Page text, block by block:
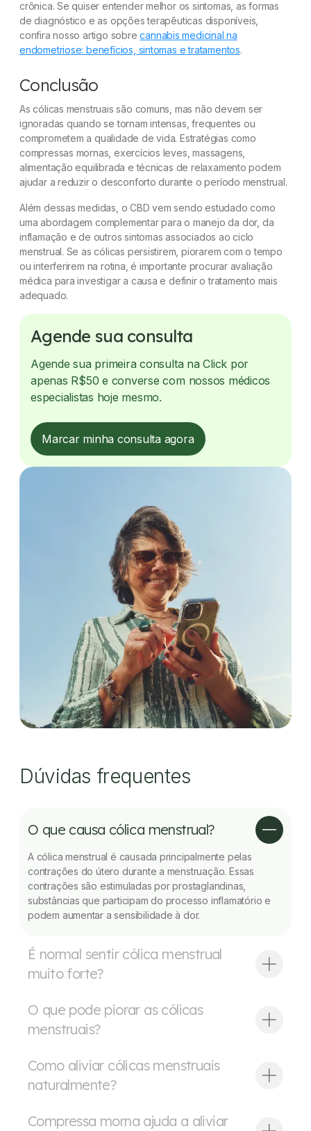
crônica. Se quiser entender melhor os sintomas, as formas
de diagnóstico e as opções terapêuticas disponíveis,
confira nosso artigo sobrecannabis medicinal na
endometriose: benefícios, sintomas e tratamentos.
Conclusão
As cólicas menstruais são comuns, mas não devem ser
ignoradas quando se tornam intensas, frequentes ou
comprometem a qualidade de vida. Estratégias como
compressas mornas, exercícios leves, massagens,
alimentação equilibrada e técnicas de relaxamento podem
ajudar a reduzir o desconforto durante o período menstrual.
Além dessas medidas, o CBD vem sendo estudado como
uma abordagem complementar para o manejo da dor, da
inflamação e de outros sintomas associados ao ciclo
menstrual. Se as cólicas persistirem, piorarem com o tempo
ou interferirem na rotina, é importante procurar avaliação
médica para investigar a causa e definir o tratamento mais
adequado.
Agende sua consulta
Agende sua primeira consulta na Click por
apenas R$50 e converse com nossos médicos
especialistas hoje mesmo.
Marcar minha consulta agora
Dúvidas frequentes
O que causa cólica menstrual?
A cólica menstrual é causada principalmente pelas
contrações do útero durante a menstruação. Essas
contrações são estimuladas por prostaglandinas,
substâncias que participam do processo inflamatório e
podem aumentar a sensibilidade à dor.
É normal sentir cólica menstrual
muito forte?
O que pode piorar as cólicas
menstruais?
Como aliviar cólicas menstruais
naturalmente?
Compressa morna ajuda a aliviar